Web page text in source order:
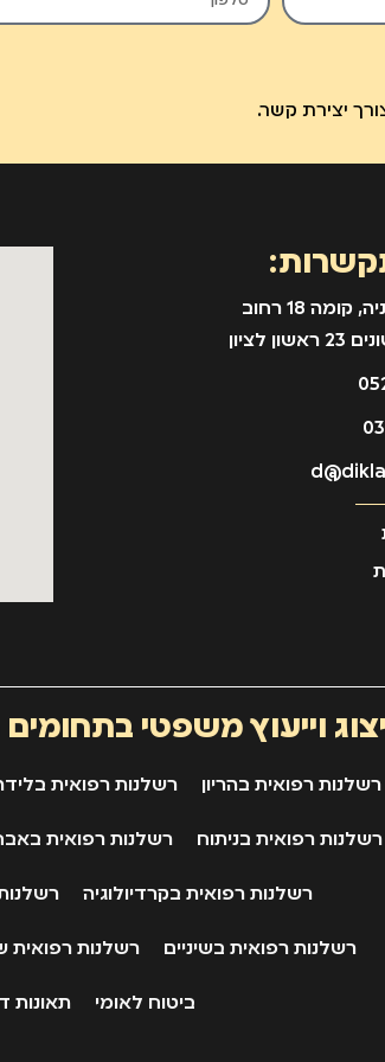
יצירת קשר.
מגדל מילניה, קומה 18 רחוב
לציון
וייעוץ משפטי
רשלנות רפואית בהריון רשלנות רפואית
רשלנות רפואית בניתוח רשלנות רפואית
רשלנות רפואית בקרדיולוגיה רשלנות
רשלנות רפואית בשיניים רשלנות
ביטוח לאומי תאונות